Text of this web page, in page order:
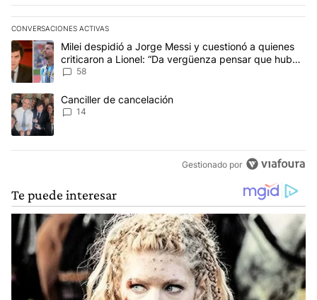
CONVERSACIONES ACTIVAS
Este listado muestra los artículos con más comentarios en los
Un artículo de tendencia con el título "Milei despidió a Jorge
Milei despidió a Jorge Messi y cuestionó a quienes
criticaron a Lionel: “Da vergüenza pensar que hubo
anti-Messi”
58
Un artículo de tendencia con el título "Canciller de cancelación"
Canciller de cancelación
14
Gestionado por